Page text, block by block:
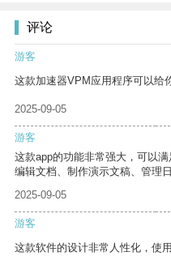
评论
游客
这款加速器VPM应用程序可以给
2025-09-05
游客
这款app的功能非常强大，可以
编辑文档、制作演示文稿、管理日
2025-09-05
游客
这款软件的设计非常人性化，使